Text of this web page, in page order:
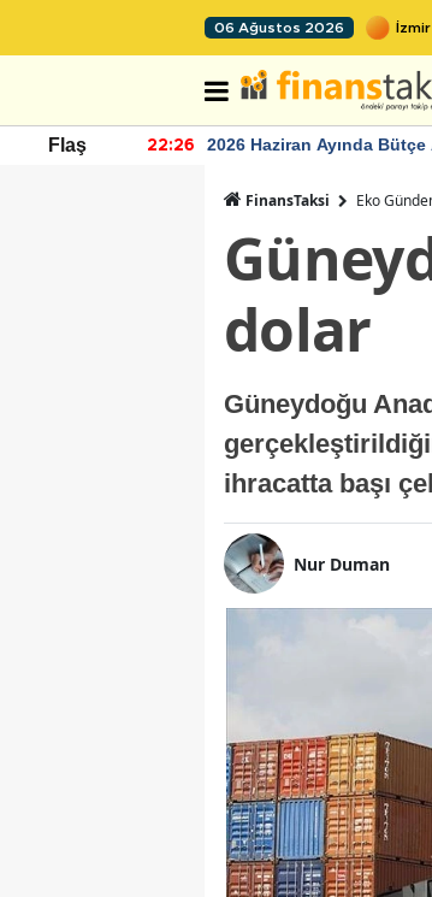
06 Ağustos 2026
Flaş 22:26
2026 Haziran Ayında Bütçe
FinansTaksi Eko
dolar
Güneydoğu
ihracatta başı
Nur Duman